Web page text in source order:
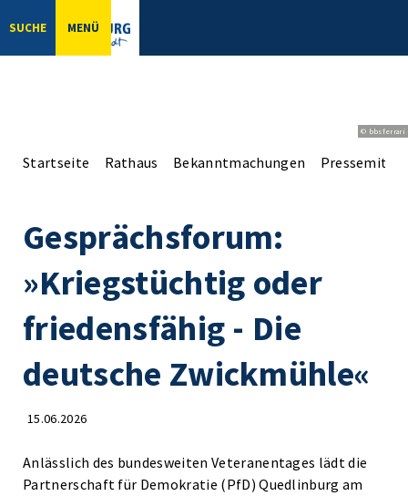
SUCHE MENÜ
© bbsferrari
Startseite Rathaus Bekanntmachungen
Gesprächsforum:
»Kriegstüchtig oder
friedensfähig - Die
deutsche Zwickmühle«
15.06.2026
Anlässlich des bundesweiten Veteranentages lädt die
Partnerschaft für Demokratie (PfD) Quedlinburg am